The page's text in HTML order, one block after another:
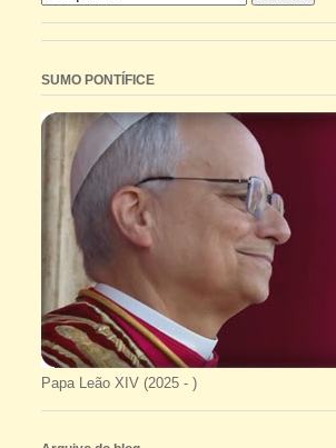
SUMO PONTÍFICE
Papa Leão XIV (2025 - )